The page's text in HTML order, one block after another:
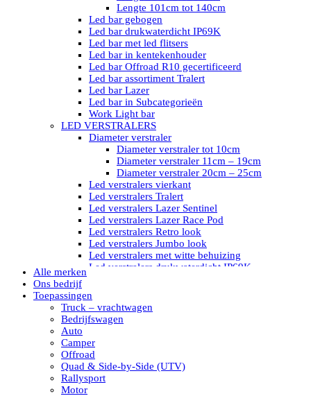
Lengte 101cm tot 140cm
Led bar gebogen
Led bar drukwaterdicht IP69K
Led bar met led flitsers
Led bar in kentekenhouder
Led bar Offroad R10 gecertificeerd
Led bar assortiment Tralert
Led bar Lazer
Led bar in Subcategorieën
Work Light bar
LED VERSTRALERS
Diameter verstraler
Diameter verstraler tot 10cm
Diameter verstraler 11cm – 19cm
Diameter verstraler 20cm – 25cm
Led verstralers vierkant
Led verstralers Tralert
Led verstralers Lazer Sentinel
Led verstralers Lazer Race Pod
Led verstralers Retro look
Led verstralers Jumbo look
Led verstralers met witte behuizing
Led verstralers drukwaterdicht IP69K
LED WERKLAMPEN
Model werklamp
Led werklamp vierkant
Led werklamp ovaal
Led werklamp kleur wit
Combinatie LED werklampen
Alle merken
Ons bedrijf
Toepassingen
Truck – vrachtwagen
Bedrijfswagen
Auto
Camper
Offroad
Quad & Side-by-Side (UTV)
Rallysport
Motor